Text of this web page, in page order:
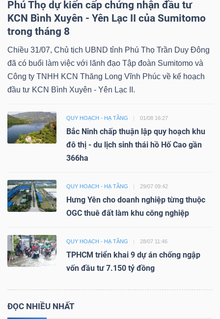
Phú Thọ dự kiến cấp chứng nhận đầu tư
KCN Bình Xuyên - Yên Lạc II của Sumitomo
trong tháng 8
Chiều 31/07, Chủ tịch UBND tỉnh Phú Thọ Trần Duy Đông
đã có buổi làm việc với lãnh đạo Tập đoàn Sumitomo và
Công ty TNHH KCN Thăng Long Vĩnh Phúc về kế hoạch
đầu tư KCN Bình Xuyên - Yên Lạc II.
QUY HOẠCH - HẠ TẦNG 01/08 16:27
Bắc Ninh chấp thuận lập quy hoạch khu
đô thị - du lịch sinh thái hồ Hố Cao gần
366ha
QUY HOẠCH - HẠ TẦNG 29/07 09:42
Hưng Yên cho doanh nghiệp từng thuộc
OGC thuê đất làm khu công nghiệp
QUY HOẠCH - HẠ TẦNG 28/07 11:46
TPHCM triển khai 9 dự án chống ngập
vốn đầu tư 7.150 tỷ đồng
ĐỌC NHIỀU NHẤT